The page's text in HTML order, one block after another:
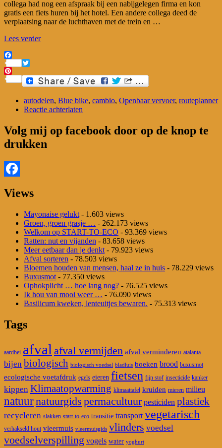
collega had nog een afspraak bij een nabijgelegen firma en kon
gratis een fiets huren bij het hotel. Een andere collega deed de
verplaatsing naar de luchthaven met de trein en …
Lees verder
Facebook
Twitter
Pinterest
autodelen, Blue bike, cambio, Openbaar vervoer, routeplanner
Reactie achterlaten
Volg mij op facebook door op de knop te
drukken
Views
Mayonaise gelukt - 1.603 views
Groen, groen grasje … - 262.173 views
Welkom op START-TO-ECO - 93.369 views
Ratten: nut en vijanden - 83.658 views
Meer eetbaar dan je denkt - 79.923 views
Afval sorteren - 78.503 views
Bloemen houden van mensen, haal ze in huis - 78.229 views
Buxusmot - 77.350 views
Ophokplicht … hoe lang nog? - 76.525 views
Ik hou van mooi weer … - 76.090 views
Basilicum kweken, lenteuitjes bewaren. - 75.313 views
Tags
aardbei afval afval vermijden afval verminderen atalanta
bijen biologisch biologisch voedsel bladluis boeken brood buxusmot
ecologische voetafdruk egels eieren fietsen fijn stof insecticide kanker
kippen Klimaatopwarming klimaattafel kruiden mieren milieu
natuurnatuurgids permacultuur pesticiden plastiek
recycleren slakken start-to-eco transitie transport vegetarisch
verhakseld hout vleermuis vleermuisgids vlinders voedsel
voedselverspilling vogels water yoghurt